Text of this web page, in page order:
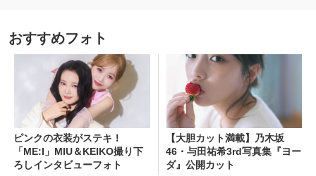
おすすめフォト
ピンクの衣装がステキ！
「ME:I」MIU＆KEIKO撮り下
ろしインタビューフォト
【大胆カット満載】乃木坂
46・与田祐希3rd写真集『ヨー
ダ』公開カット